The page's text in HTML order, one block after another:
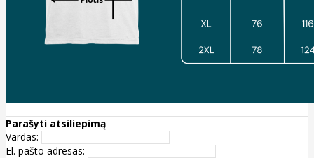
Parašyti atsiliepimą
Vardas:
El. pašto adresas: